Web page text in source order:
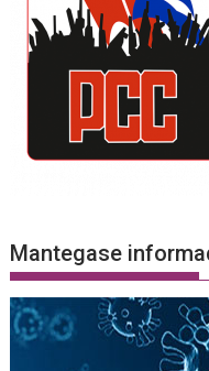
Mantegase